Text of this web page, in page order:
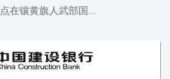
在镶黄旗人武部国...